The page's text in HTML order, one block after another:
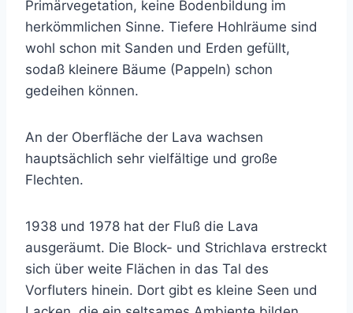
Primärvegetation, keine Bodenbildung im
herkömmlichen Sinne. Tiefere Hohlräume sind
wohl schon mit Sanden und Erden gefüllt,
sodaß kleinere Bäume (Pappeln) schon
gedeihen können.
An der Oberfläche der Lava wachsen
hauptsächlich sehr vielfältige und große
Flechten.
1938 und 1978 hat der Fluß die Lava
ausgeräumt. Die Block- und Strichlava erstreckt
sich über weite Flächen in das Tal des
Vorfluters hinein. Dort gibt es kleine Seen und